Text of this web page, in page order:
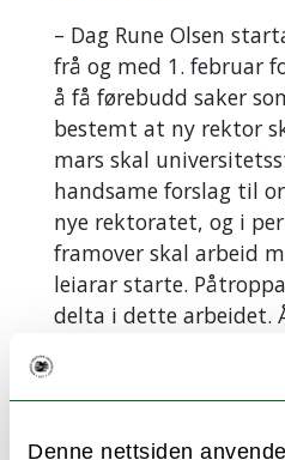
Denne nettsiden
– Dag Rune Olsen
frå og med 1. februar
å få førebudd saker
bestemt at ny rektor
mars skal
handsame forslag til
nye rektoratet, og i
framover skal arbeid
leiarar starte.
delta i dette arbeidet.
månader før
gje Olsen tid til å
UiT, både fagleg og
universitetsdirektør